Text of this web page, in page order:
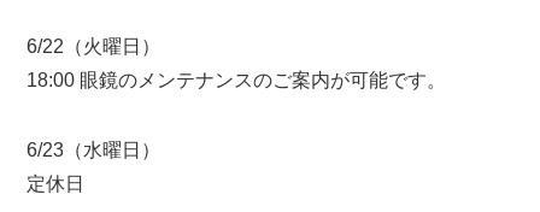
6/22（火曜日）
18:00 眼鏡のメンテナンスのご案内が可能です。
6/23（水曜日）
定休日